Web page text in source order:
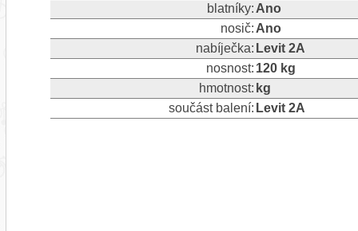
blatníky: Ano
nosič: Ano
nabíječka: Levit 2A
nosnost: 120 kg
hmotnost: kg
součást balení: Levit 2A